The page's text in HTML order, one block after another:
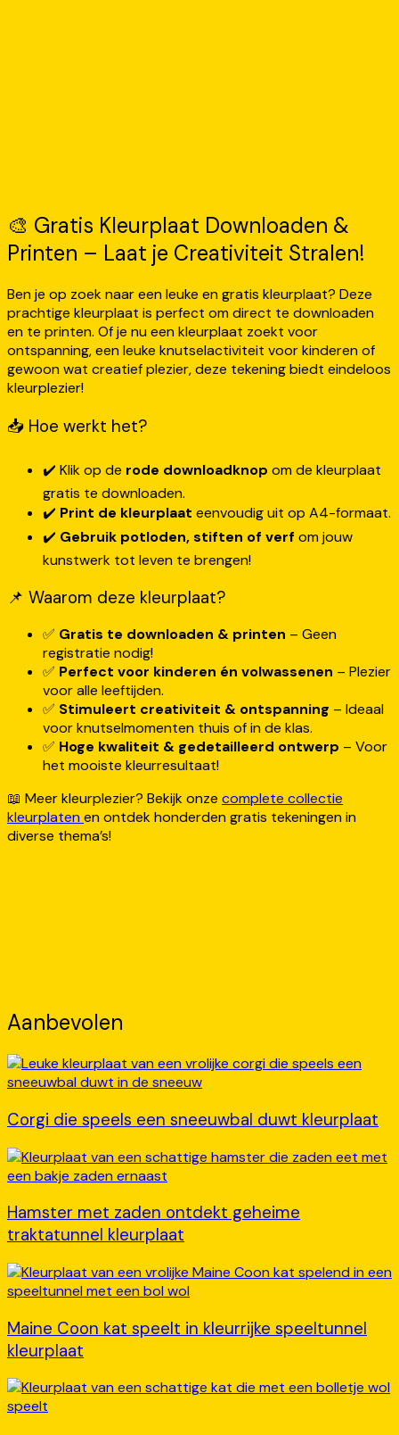
🎨 Gratis Kleurplaat Downloaden &
Printen – Laat je Creativiteit Stralen!
Ben je op zoek naar een leuke en gratis kleurplaat? Deze
prachtige kleurplaat is perfect om direct te downloaden
en te printen. Of je nu een kleurplaat zoekt voor
ontspanning, een leuke knutselactiviteit voor kinderen of
gewoon wat creatief plezier, deze tekening biedt eindeloos
kleurplezier!
📥 Hoe werkt het?
✔️ Klik op de rode downloadknop om de kleurplaat
gratis te downloaden.
✔️ Print de kleurplaat eenvoudig uit op A4-formaat.
✔️ Gebruik potloden, stiften of verf om jouw
kunstwerk tot leven te brengen!
📌 Waarom deze kleurplaat?
✅ Gratis te downloaden & printen – Geen
registratie nodig!
✅ Perfect voor kinderen én volwassenen – Plezier
voor alle leeftijden.
✅ Stimuleert creativiteit & ontspanning – Ideaal
voor knutselmomenten thuis of in de klas.
✅ Hoge kwaliteit & gedetailleerd ontwerp – Voor
het mooiste kleurresultaat!
📖 Meer kleurplezier? Bekijk onze complete collectie
kleurplatenen ontdek honderden gratis tekeningen in
diverse thema’s!
Aanbevolen
Corgi die speels een sneeuwbal duwt kleurplaat
Hamster met zaden ontdekt geheime
traktatunnel kleurplaat
Maine Coon kat speelt in kleurrijke speeltunnel
kleurplaat